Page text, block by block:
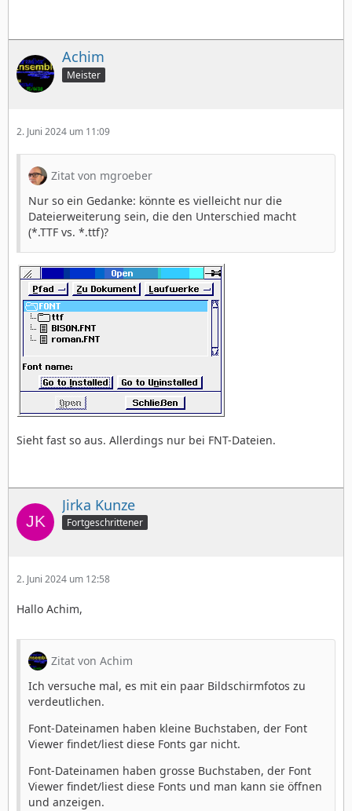
Achim
Meister
2. Juni 2024 um 11:09
Zitat von mgroeber
Nur so ein Gedanke: könnte es vielleicht nur die
Dateierweiterung sein, die den Unterschied macht
(*.TTF vs. *.ttf)?
Sieht fast so aus. Allerdings nur bei FNT-Dateien.
Jirka Kunze
Fortgeschrittener
2. Juni 2024 um 12:58
Hallo Achim,
Zitat von Achim
Ich versuche mal, es mit ein paar Bildschirmfotos zu
verdeutlichen.
Font-Dateinamen haben kleine Buchstaben, der Font
Viewer findet/liest diese Fonts gar nicht.
Font-Dateinamen haben grosse Buchstaben, der Font
Viewer findet/liest diese Fonts und man kann sie öffnen
und anzeigen.